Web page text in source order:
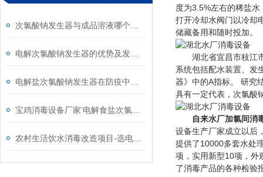
度为3.5%左右的稀盐
打开冷却水阀门以冷却
储藏备用和随时投加。
湖北省宜昌市枝江市
系统包括配水装置、发
器》中的A指标。 研究
具有一定代表，次氯酸
自来水厂加氯间消
设备生产厂家成立以后
提供了10000多套水处
项，实用新型10项，外
了消毒产品的各种检验